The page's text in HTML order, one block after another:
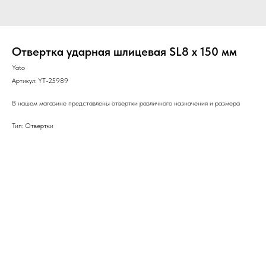
Отвертка ударная шлицевая SL8 х 150 мм
Yato
Артикул: YT-25989
В нашем магазине представлены отвертки различного назначения и размера
Тип: Отвертки